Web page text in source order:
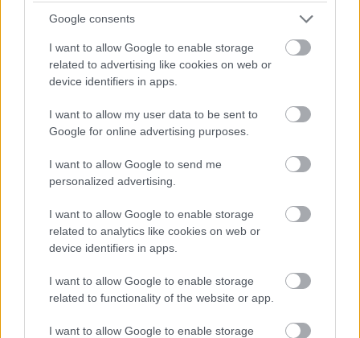
Google consents
I want to allow Google to enable storage
related to advertising like cookies on web or
device identifiers in apps.
I want to allow my user data to be sent to
Google for online advertising purposes.
I want to allow Google to send me
personalized advertising.
I want to allow Google to enable storage
related to analytics like cookies on web or
device identifiers in apps.
I want to allow Google to enable storage
related to functionality of the website or app.
I want to allow Google to enable storage
2 napja